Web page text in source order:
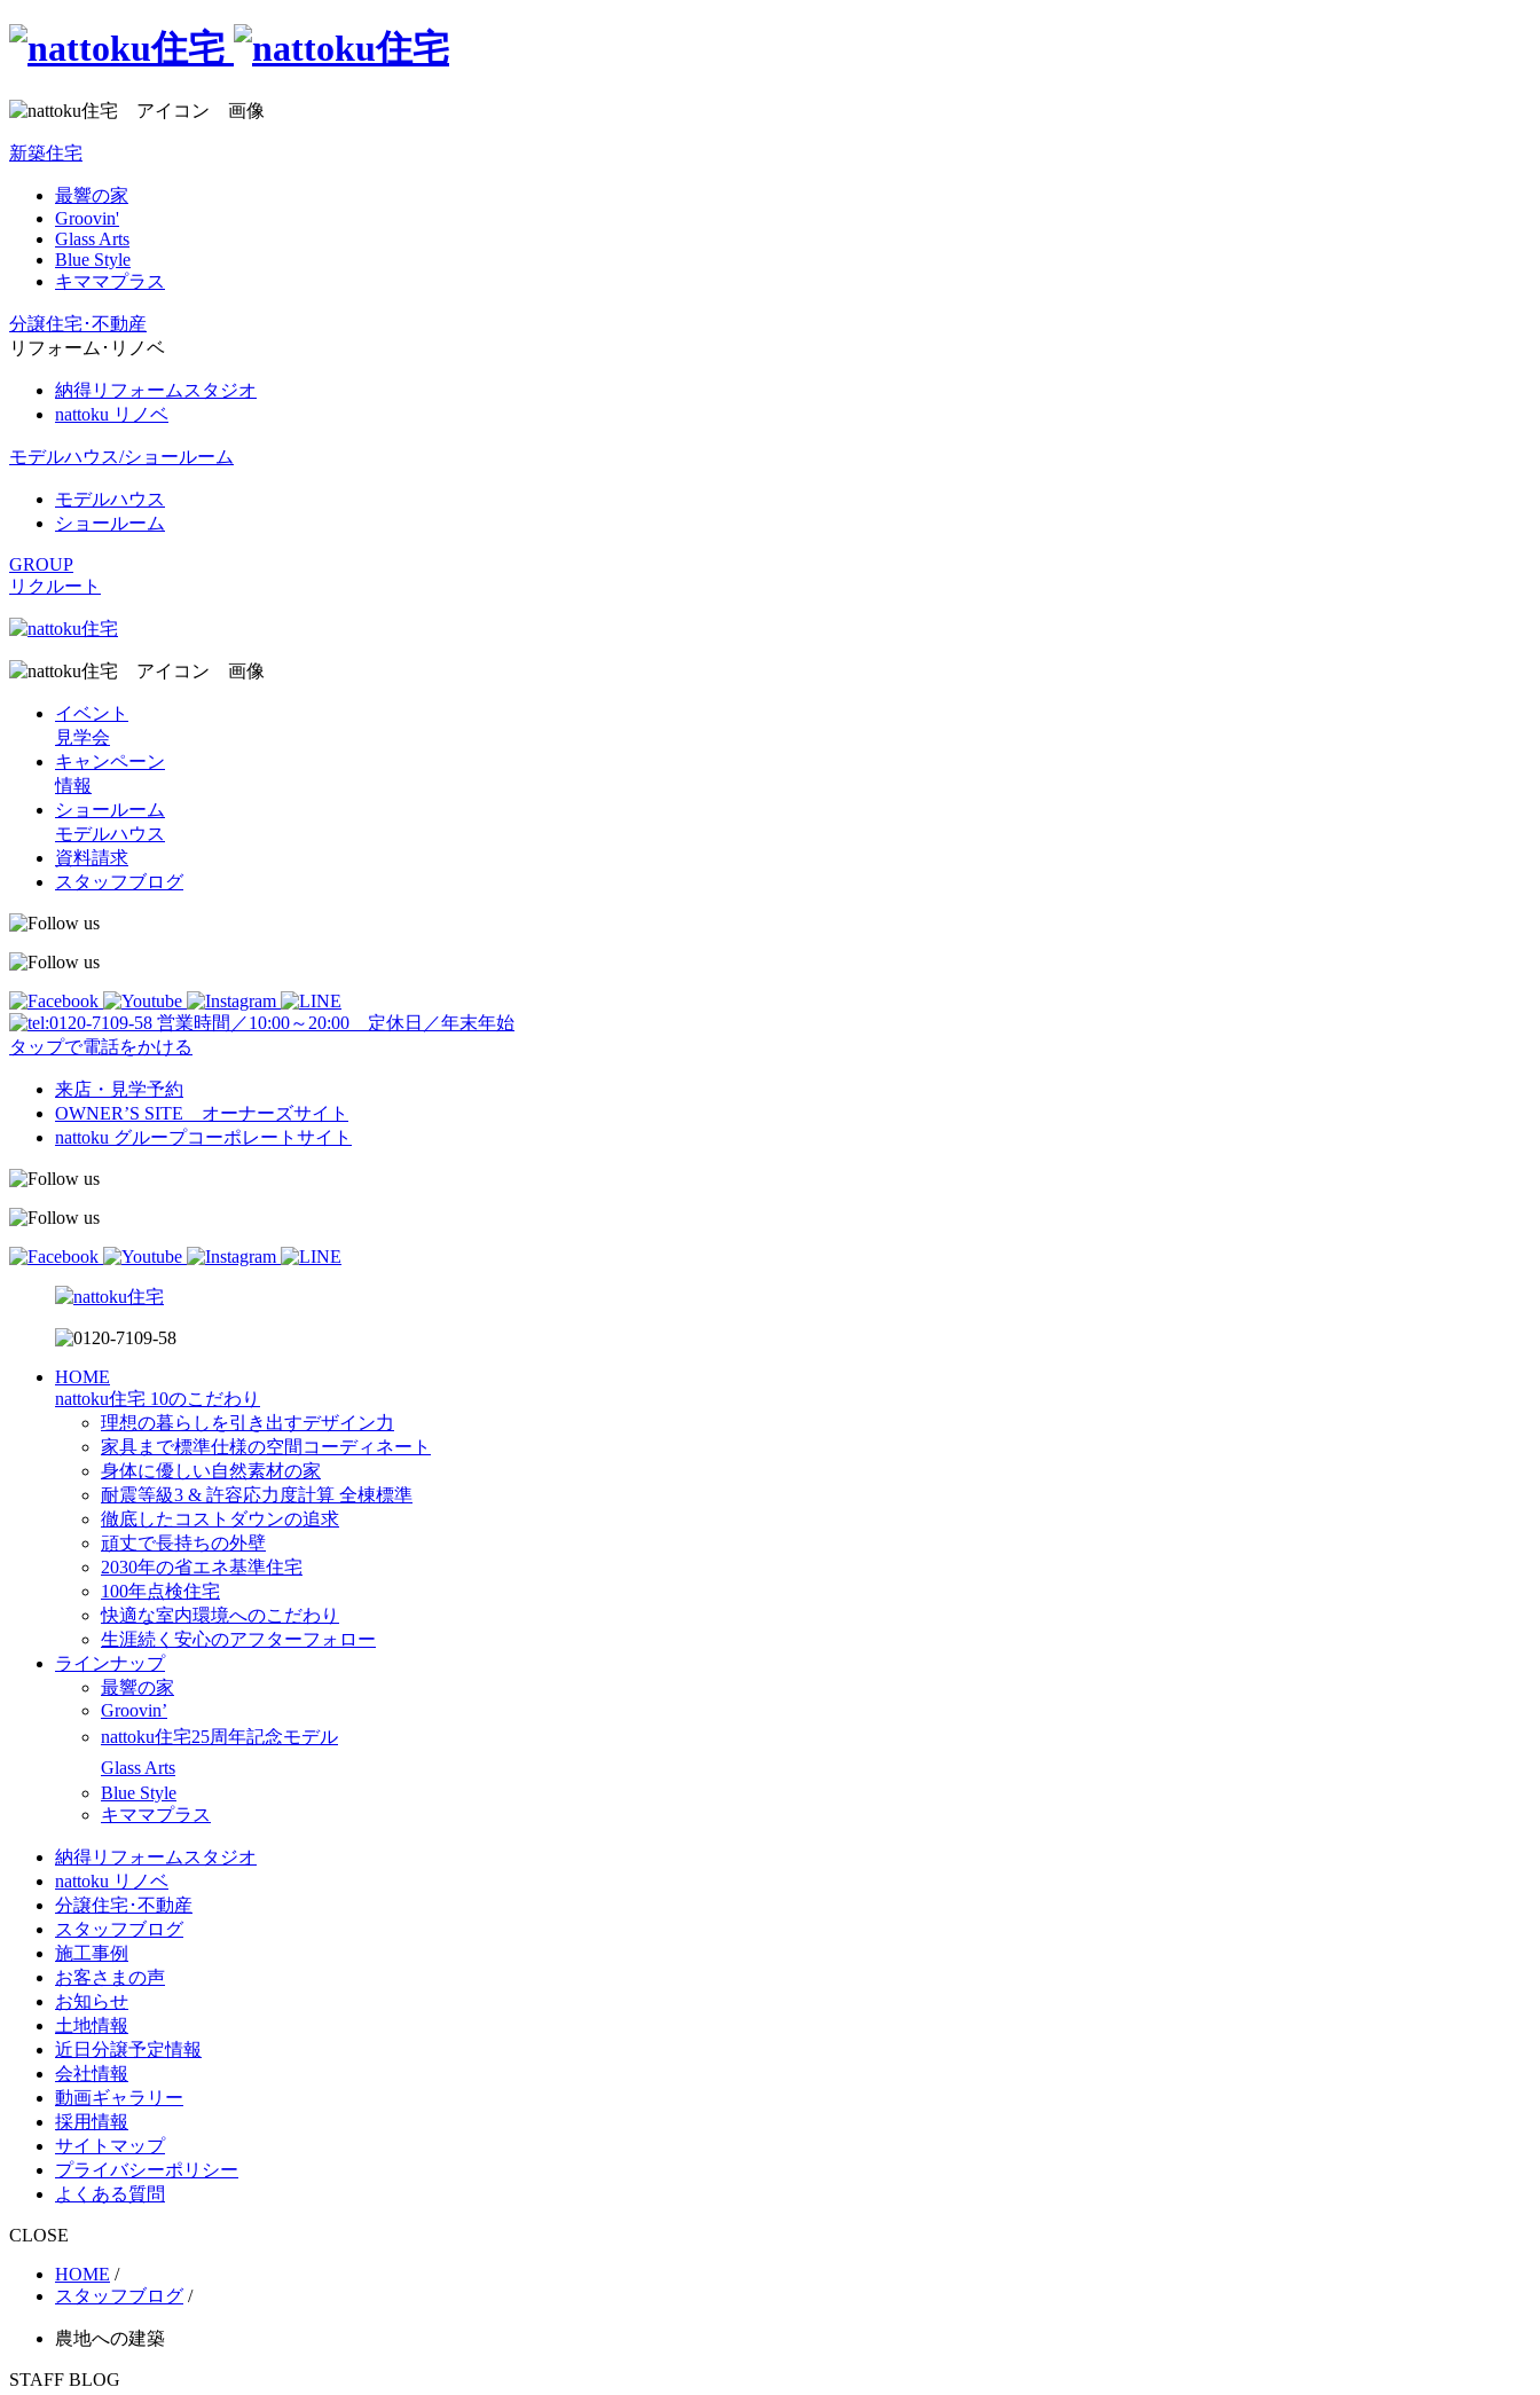
新築住宅
最響の家
Groovin'
Glass Arts
Blue Style
キママプラス
分譲住宅･不動産
リフォーム･リノベ
納得リフォームスタジオ
nattoku リノベ
モデルハウス/ショールーム
モデルハウス
ショールーム
GROUP
リクルート
イベント
見学会
キャンペーン
情報
ショールーム
モデルハウス
資料請求
スタッフブログ
営業時間／10:00～20:00 定休日／年末年始
タップで電話をかける
来店・見学予約
OWNER’S SITE オーナーズサイト
nattoku グループコーポレートサイト
HOME
nattoku住宅 10のこだわり
理想の暮らしを引き出すデザイン力
家具まで標準仕様の空間コーディネート
身体に優しい自然素材の家
耐震等級3 & 許容応力度計算 全棟標準
徹底したコストダウンの追求
頑丈で長持ちの外壁
2030年の省エネ基準住宅
100年点検住宅
快適な室内環境へのこだわり
生涯続く安心のアフターフォロー
ラインナップ
最響の家
Groovin’
nattoku住宅25周年記念モデル
Glass Arts
Blue Style
キママプラス
納得リフォームスタジオ
nattoku リノベ
分譲住宅･不動産
スタッフブログ
施工事例
お客さまの声
お知らせ
土地情報
近日分譲予定情報
会社情報
動画ギャラリー
採用情報
サイトマップ
プライバシーポリシー
よくある質問
CLOSE
HOME /
スタッフブログ /
農地への建築
STAFF BLOG